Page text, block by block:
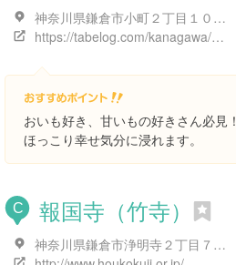
神奈川県鎌倉市小町２丁目１０-１０ 1F
https://tabelog.com/kanagawa/A1404/A140402/14010717/
おいも好き、甘いもの好きさん必見！
ほっこり幸せ気分に浸れます。
C 報国寺（竹寺）
神奈川県鎌倉市浄明寺２丁目７-４